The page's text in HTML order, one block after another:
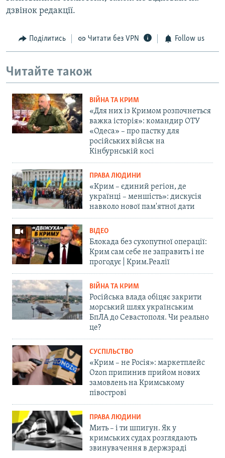
дзвінок редакції.
Поділитись Читати без VPN Follow us
Читайте також
ВІЙНА ТА КРИМ
«Для них із Кримом розпочнеться
важка історія»: командир ОТУ
«Одеса» – про пастку для
російських військ на
Кінбурнській косі
ПРАВА ЛЮДИНИ
«Крим – єдиний регіон, де
українці – меншість»: дискусія
навколо нової пам'ятної дати
ВІДЕО
Блокада без сухопутної операції:
Крим сам себе не заправить і не
прогодує | Крим.Реалії
ВІЙНА ТА КРИМ
Російська влада обіцяє закрити
морський шлях українським
БпЛА до Севастополя. Чи реально
це?
СУСПІЛЬСТВО
«Крим – не Росія»: маркетплейс
Ozon припинив прийом нових
замовлень на Кримському
півострові
ПРАВА ЛЮДИНИ
Мить – і ти шпигун. Як у
кримських судах розглядають
звинувачення в держзраді